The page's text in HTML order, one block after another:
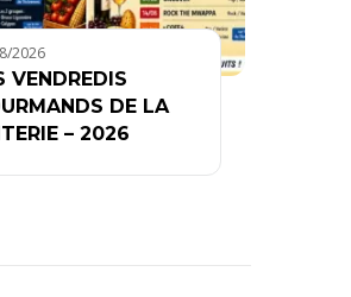
2026
VENDREDIS
DE LA
– 2026